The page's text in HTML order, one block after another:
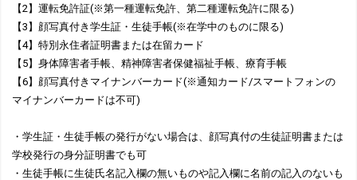
【2】運転免許証(※第一種運転免許、第二種運転免許に限る)
【3】顔写真付き学生証・生徒手帳(※在学中のものに限る)
【4】特別永住者証明書または在留カード
【5】身体障害者手帳、精神障害者保健福祉手帳、療育手帳
【6】顔写真付きマイナンバーカード(※通知カード/スマートフォンの
マイナンバーカードは不可)
・学生証・生徒手帳の発行がない場合は、顔写真付の生徒証明書または
学校発行の身分証明書でも可
・生徒手帳に生徒氏名記入欄の無いものや記入欄に名前の記入のないも